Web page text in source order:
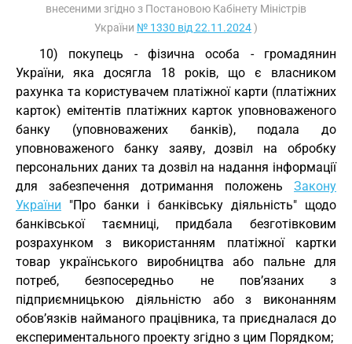
внесеними згідно з Постановою Кабінету Міністрів
України № 1330 від 22.11.2024)
10) покупець - фізична особа - громадянин
України, яка досягла 18 років, що є власником
рахунка та користувачем платіжної карти (платіжних
карток) емітентів платіжних карток уповноваженого
банку (уповноважених банків), подала до
уповноваженого банку заяву, дозвіл на обробку
персональних даних та дозвіл на надання інформації
для забезпечення дотримання положень Закону
України "Про банки і банківську діяльність" щодо
банківської таємниці, придбала безготівковим
розрахунком з використанням платіжної картки
товар українського виробництва або пальне для
потреб, безпосередньо не пов’язаних з
підприємницькою діяльністю або з виконанням
обов’язків найманого працівника, та приєдналася до
експериментального проекту згідно з цим Порядком;